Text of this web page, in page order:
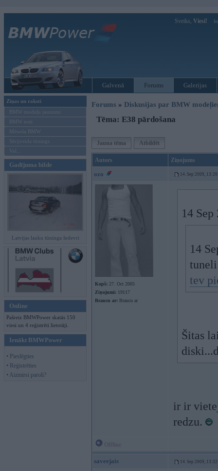
Sveiks, Viesi!
Galvenā Forums Galerijas
Ziņas un raksti
BMW modeļu jaunumi
BMW testi
Mēneša BMW
Sērijveida tūnings
Vel...
Gadījuma bilde
Latvijas lauku tūninga šedevri
Online
Pašreiz BMWPower skatās 150
viesi un 4 reģistrēti lietotāji.
Ienākt BMWPower
• Pieslēgties
• Reģistrēties
• Aizmirsi paroli?
Forums » Diskusijas par BMW
Tēma: E38 pārdošana
Jauna tēma Atbildēt
Autors Ziņojums
ozo 14. Sep 2009, 13:20
Kopš: 27. Oct 2005
Ziņojumi: 19117
Braucu ar: Braucu ar
14
14
tev
Šitas
ir ir
redzu.
saveejais 14. Sep 2009, 13:32